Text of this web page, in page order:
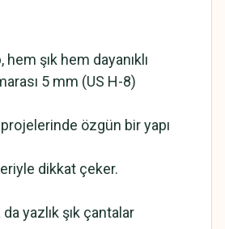
şık hem dayanıklı
5 mm (US H-8)
özgün bir yapı
dikkat çeker.
yazlık şık çantalar